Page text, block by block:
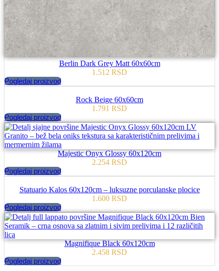
Berlin Dark Grey Matt 60x60cm
1.512 RSD
Pogledaj proizvod
Rock Beige 60x60cm
1.791 RSD
Pogledaj proizvod
Majestic Onyx Glossy 60x120cm
2.254 RSD
Pogledaj proizvod
Statuario Kalos 60x120cm – luksuzne porculanske plocice
1.600 RSD
Pogledaj proizvod
Magnifique Black 60x120cm
2.458 RSD
Pogledaj proizvod